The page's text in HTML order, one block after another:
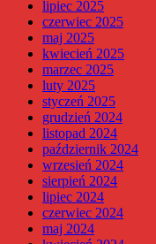
lipiec 2025
czerwiec 2025
maj 2025
kwiecień 2025
marzec 2025
luty 2025
styczeń 2025
grudzień 2024
listopad 2024
październik 2024
wrzesień 2024
sierpień 2024
lipiec 2024
czerwiec 2024
maj 2024